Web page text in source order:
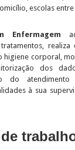
escolas
Enfermagem
realiza
higiene corporal,
dos
do
à sua